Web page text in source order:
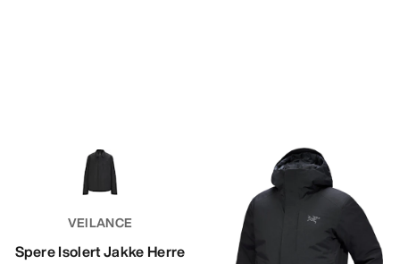
VEILANCE
Spere Isolert Jakke Herre